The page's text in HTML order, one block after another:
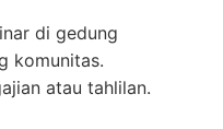
di gedung
komunitas.
atau tahlilan.